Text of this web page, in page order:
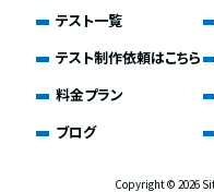
テスト一覧
テスト制作依頼はこちら
料金プラン
ブログ
Copyright © 2026